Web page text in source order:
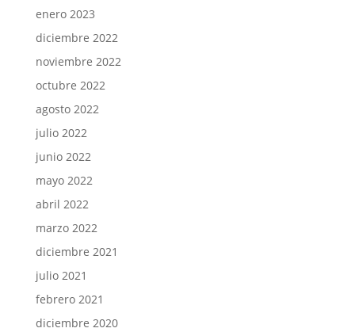
enero 2023
diciembre 2022
noviembre 2022
octubre 2022
agosto 2022
julio 2022
junio 2022
mayo 2022
abril 2022
marzo 2022
diciembre 2021
julio 2021
febrero 2021
diciembre 2020